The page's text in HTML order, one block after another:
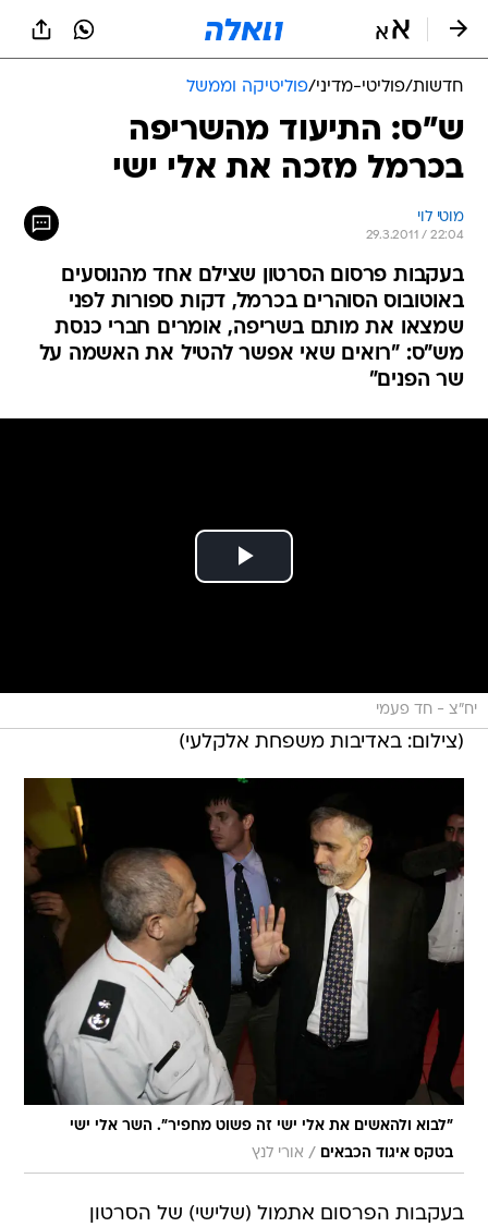
חדשות/פוליטי-מדיני/פוליטיקה וממשל
ש"ס: התיעוד מהשריפה
בכרמל מזכה את אלי ישי
מוטי לוי
29.3.2011 / 22:04
בעקבות פרסום הסרטון שצילם אחד מהנוסעים
באוטובוס הסוהרים בכרמל, דקות ספורות לפני
שמצאו את מותם בשריפה, אומרים חברי כנסת
מש"ס: "רואים שאי אפשר להטיל את האשמה על
שר הפנים"
יח"צ - חד פעמי
(צילום: באדיבות משפחת אלקלעי)
"לבוא ולהאשים את אלי ישי זה פשוט מחפיר". השר אלי ישי
בטקס איגוד הכבאים
/ אורי לנץ
בעקבות הפרסום אתמול (שלישי) של הסרטון